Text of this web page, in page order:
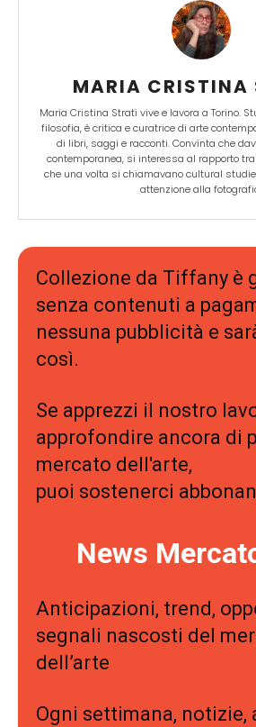
MARIA CRISTINA
Maria Cristina Strati vive e lavora a Torino.
filosofia, è critica e curatrice di arte
di libri, saggi e racconti. Convinta che
contemporanea, si interessa al rapporto
che una volta si chiamavano cultural
attenzione alla
Collezione da Tiffany è
senza contenuti a
nessuna pubblicità e
così.
Se apprezzi il nostro
approfondire ancora di
mercato dell'arte,
puoi sostenerci
News
Anticipazioni, trend,
segnali nascosti del
dell’arte
Ogni settimana, notizie,